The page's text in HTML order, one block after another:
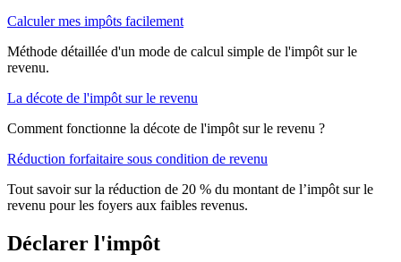
Calculer mes impôts facilement
Méthode détaillée d'un mode de calcul simple de l'impôt sur le
revenu.
La décote de l'impôt sur le revenu
Comment fonctionne la décote de l'impôt sur le revenu ?
Réduction forfaitaire sous condition de revenu
Tout savoir sur la réduction de 20 % du montant de l’impôt sur le
revenu pour les foyers aux faibles revenus.
Déclarer l'impôt